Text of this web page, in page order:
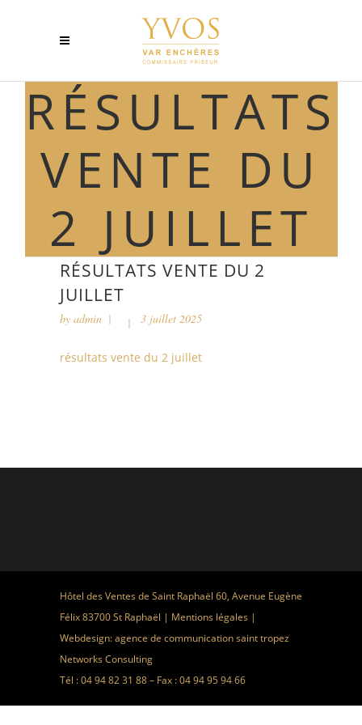
RÉSULTATS
VENTE DU
2 JUILLET
RÉSULTATS VENTE DU 2
JUILLET
by admin 3 juillet 2025
résultats vente du 2 juillet
Hôtel des Ventes de Saint Raphaël 60, Avenue Eugène
Félix 83700 St Raphaël | Mentions légales |
Webdesign:agence de communication saint tropez
Networks Consulting
Tél : 04 94 82 31 88 – Fax : 04 94 95 94 66